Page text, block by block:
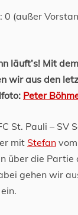
0 (außer
läuft’s! Mit
wir aus den
Peter
St. Pauli – SV
mit Stefan
über die Partie
gehen wir